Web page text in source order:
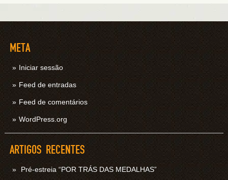
META
Iniciar sessão
Feed de entradas
Feed de comentários
WordPress.org
ARTIGOS RECENTES
Pré-estreia “POR TRÁS DAS MEDALHAS”